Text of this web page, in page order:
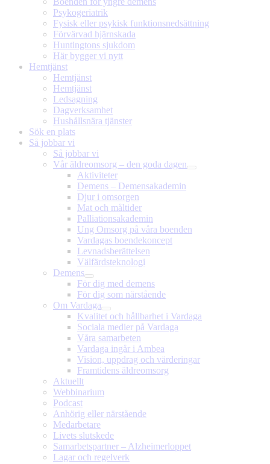
Psykogeriatrik
Fysisk eller psykisk funktionsnedsättning
Förvärvad hjärnskada
Huntingtons sjukdom
Här bygger vi nytt
Hemtjänst
Hemtjänst
Hemtjänst
Ledsagning
Dagverksamhet
Hushållsnära tjänster
Sök en plats
Så jobbar vi
Så jobbar vi
Vår äldreomsorg – den goda dagen
Aktiviteter
Demens – Demensakademin
Djur i omsorgen
Mat och måltider
Palliationsakademin
Ung Omsorg på våra boenden
Vardagas boendekoncept
Levnadsberättelsen
Välfärdsteknologi
Demens
För dig med demens
För dig som närstående
Om Vardaga
Kvalitet och hållbarhet i Vardaga
Sociala medier på Vardaga
Våra samarbeten
Vardaga ingår i Ambea
Vision, uppdrag och värderingar
Framtidens äldreomsorg
Aktuellt
Webbinarium
Podcast
Anhörig eller närstående
Medarbetare
Livets slutskede
Samarbetspartner – Alzheimerloppet
Lagar och regelverk